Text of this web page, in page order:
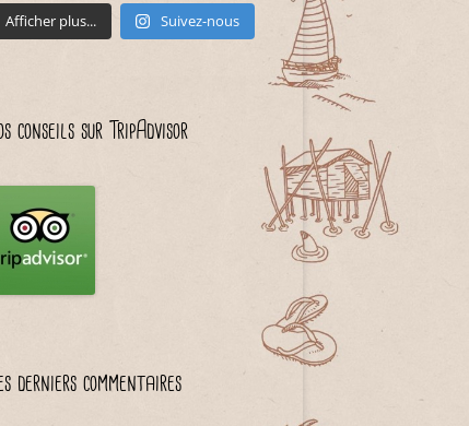
Afficher plus... Suivez-nous
conseils sur TripAdvisor
derniers commentaires